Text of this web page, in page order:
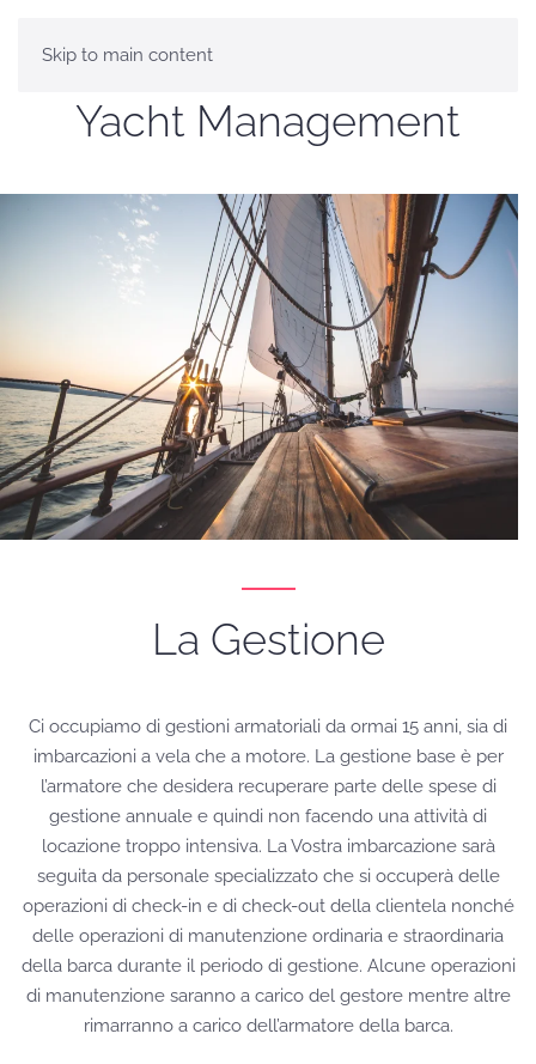
Skip to main content
Yacht Management
La Gestione
Ci occupiamo di gestioni armatoriali da ormai 15 anni, sia di
imbarcazioni a vela che a motore. La gestione base è per
l’armatore che desidera recuperare parte delle spese di
gestione annuale e quindi non facendo una attività di
locazione troppo intensiva. La Vostra imbarcazione sarà
seguita da personale specializzato che si occuperà delle
operazioni di check-in e di check-out della clientela nonché
delle operazioni di manutenzione ordinaria e straordinaria
della barca durante il periodo di gestione. Alcune operazioni
di manutenzione saranno a carico del gestore mentre altre
rimarranno a carico dell’armatore della barca.